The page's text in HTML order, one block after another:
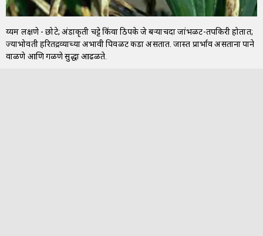
दुय्यम लक्षणे - छोटे; अंडाकृती चट्टे किंवा ठिपके जे बऱ्याचदा जांभळट-तपकिरी होतात;
ज्याभोवती हरितद्रव्याच्या अभावी पिवळट कडा असतात. जास्त प्रादुर्भाव असताना पाने
वाळणे आणि गळणे सुद्धा आढळते.